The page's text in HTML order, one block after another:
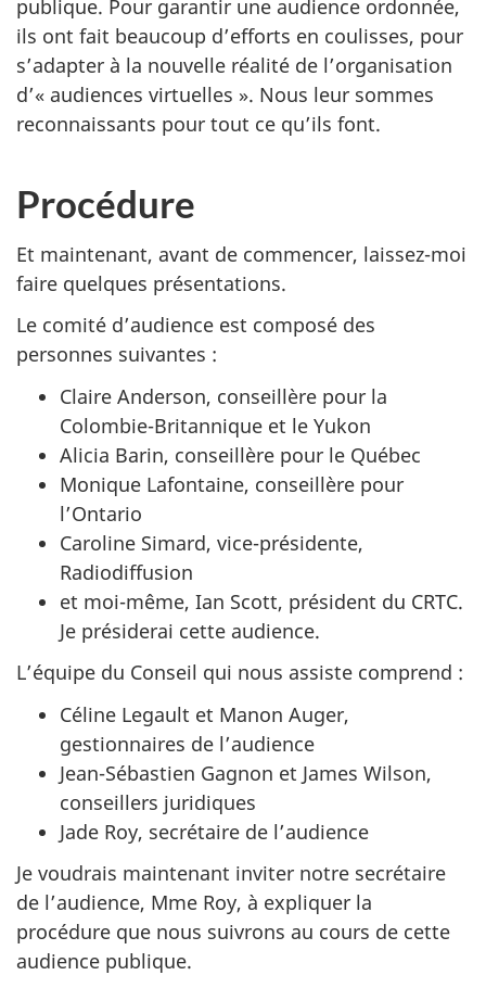
publique. Pour garantir une audience ordonnée,
ils ont fait beaucoup d’efforts en coulisses, pour
s’adapter à la nouvelle réalité de l’organisation
d’« audiences virtuelles ». Nous leur sommes
reconnaissants pour tout ce qu’ils font.
Procédure
Et maintenant, avant de commencer, laissez-moi
faire quelques présentations.
Le comité d’audience est composé des
personnes suivantes :
Claire Anderson, conseillère pour la
Colombie-Britannique et le Yukon
Alicia Barin, conseillère pour le Québec
Monique Lafontaine, conseillère pour
l’Ontario
Caroline Simard, vice-présidente,
Radiodiffusion
et moi-même, Ian Scott, président du CRTC.
Je présiderai cette audience.
L’équipe du Conseil qui nous assiste comprend :
Céline Legault et Manon Auger,
gestionnaires de l’audience
Jean-Sébastien Gagnon et James Wilson,
conseillers juridiques
Jade Roy, secrétaire de l’audience
Je voudrais maintenant inviter notre secrétaire
de l’audience, Mme Roy, à expliquer la
procédure que nous suivrons au cours de cette
audience publique.